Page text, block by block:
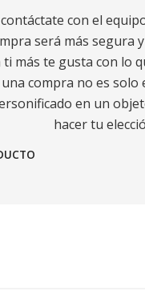
con el
será más segura
más te gusta con lo
compra no es
en un
hacer tu